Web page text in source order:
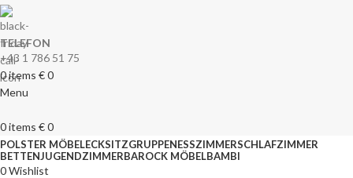
TELEFON
+43 1 786 51 75
0items €0
Menu
0items €0
POLSTER MÖBELECKSITZGRUPPENESSZIMMERSCHLAFZIMMER
BETTENJUGENDZIMMERBAROCK MÖBELBAMBI
0Wishlist